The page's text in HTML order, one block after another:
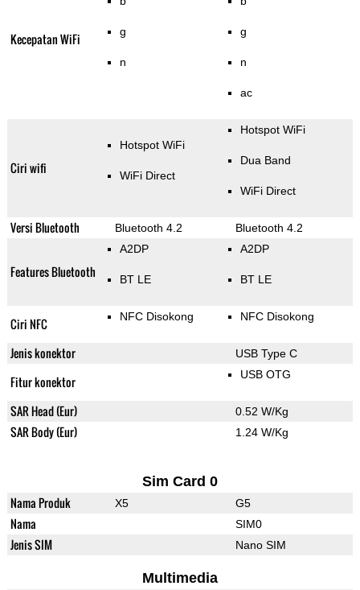
Kecepatan WiFi g
n
g
n
ac
Ciri wifi
Hotspot WiFi
WiFi Direct
Hotspot WiFi
Dua Band
WiFi Direct
Versi Bluetooth Bluetooth 4.2 Bluetooth 4.2
Features Bluetooth
A2DP
BT LE
A2DP
BT LE
Ciri NFC NFC Disokong NFC Disokong
Jenis konektor USB Type C
Fitur konektor USB OTG
SAR Head (Eur) 0.52 W/Kg
SAR Body (Eur) 1.24 W/Kg
Sim Card 0
Nama Produk X5 G5
Nama SIM0
Jenis SIM Nano SIM
Multimedia